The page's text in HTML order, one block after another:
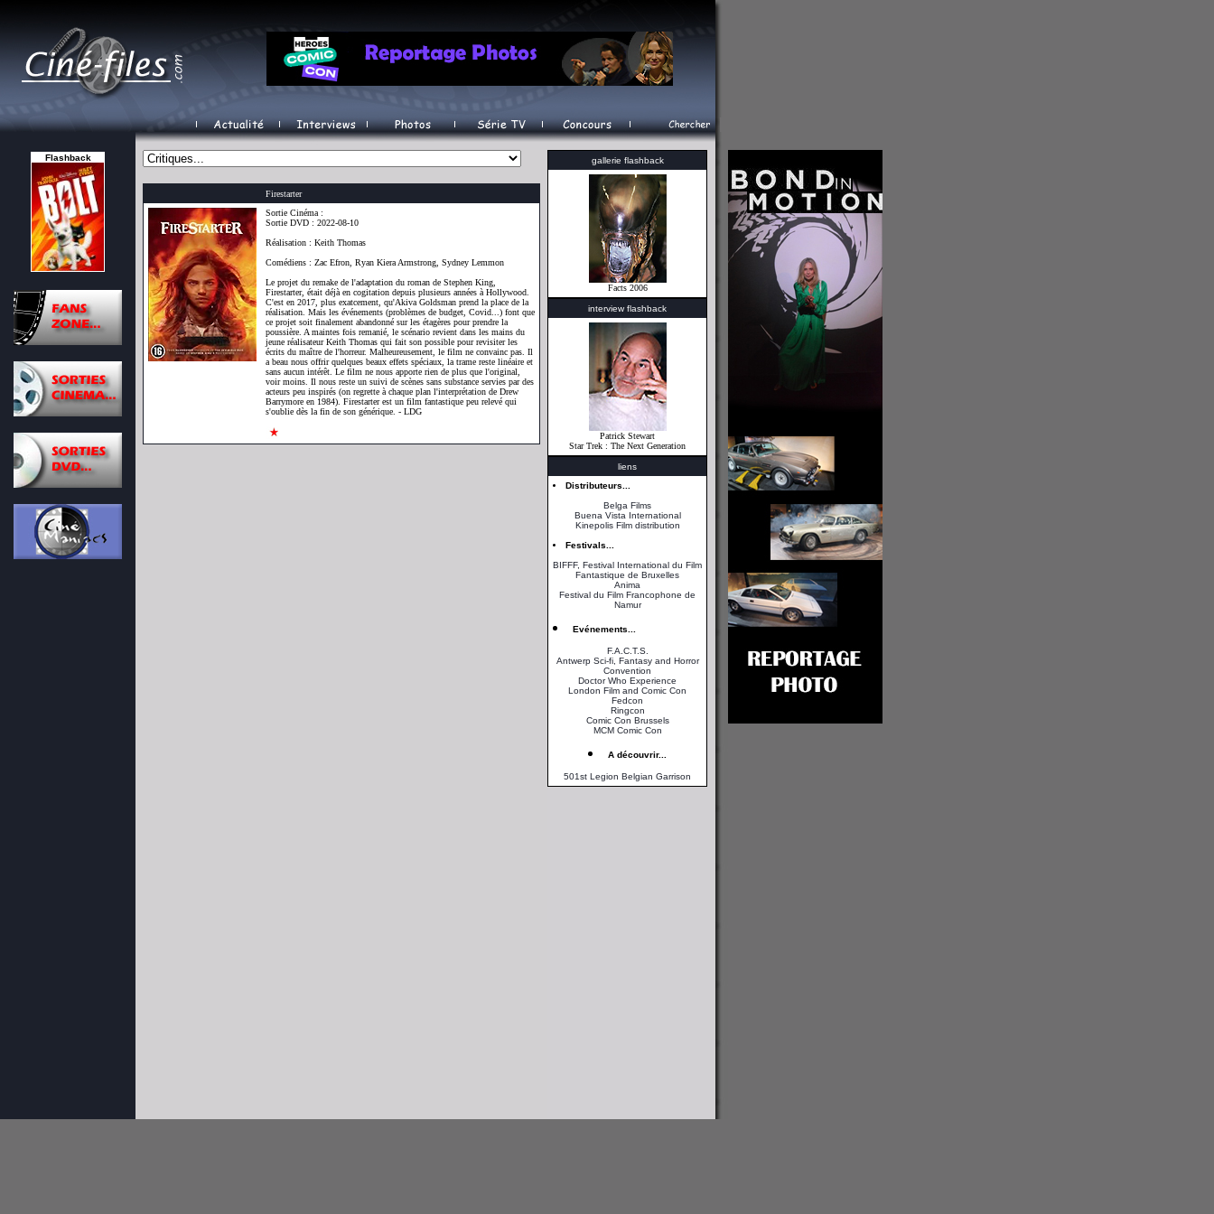
Flashback
Firestarter
Sortie Cinéma :
Sortie DVD : 2022-08-10
Réalisation : Keith Thomas
Comédiens : Zac Efron, Ryan Kiera Armstrong, Sydney Lemmon
Le projet du remake de l'adaptation du roman de Stephen King,
Firestarter, était déjà en cogitation depuis plusieurs années à Hollywood.
C'est en 2017, plus exatcement, qu'Akiva Goldsman prend la place de la
réalisation. Mais les événements (problèmes de budget, Covid...) font que
ce projet soit finalement abandonné sur les étagères pour prendre la
poussière. A maintes fois remanié, le scénario revient dans les mains du
jeune réalisateur Keith Thomas qui fait son possible pour revisiter les
écrits du maître de l'horreur. Malheureusement, le film ne convainc pas. Il
a beau nous offrir quelques beaux effets spéciaux, la trame reste linéaire et
sans aucun intérêt. Le film ne nous apporte rien de plus que l'original,
voir moins. Il nous reste un suivi de scènes sans substance servies par des
acteurs peu inspirés (on regrette à chaque plan l'interprétation de Drew
Barrymore en 1984). Firestarter est un film fantastique peu relevé qui
s'oublie dès la fin de son générique. - LDG
gallerie flashback
Facts 2006
interview flashback
Patrick Stewart
Star Trek : The Next Generation
liens
Distributeurs...
Belga Films
Buena Vista International
Kinepolis Film distribution
Festivals...
BIFFF, Festival International du Film
Fantastique de Bruxelles
Anima
Festival du Film Francophone de
Namur
Evénements...
F.A.C.T.S.
Antwerp Sci-fi, Fantasy and Horror
Convention
Doctor Who Experience
London Film and Comic Con
Fedcon
Ringcon
Comic Con Brussels
MCM Comic Con
A découvrir...
501st Legion Belgian Garrison